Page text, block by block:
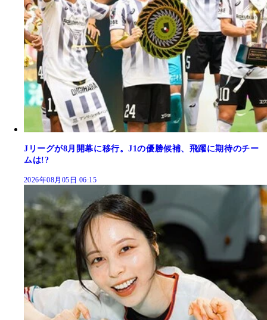
Jリーグが8月開幕に移行。J1の優勝候補、飛躍に期待のチー
ムは!?
2026年08月05日 06:15